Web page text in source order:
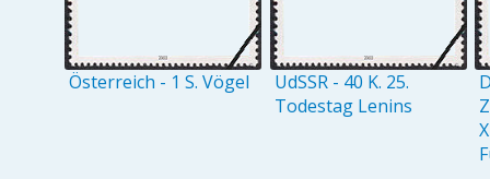
Österreich - 1 S. Vögel
UdSSR - 40 K. 25.
Todestag Lenins